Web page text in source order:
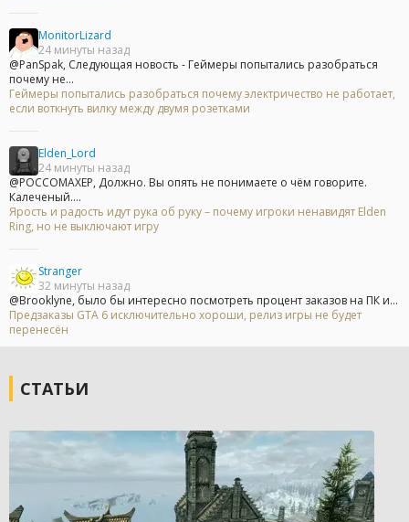
MonitorLizard
24 минуты назад
@PanSpak, Следующая новость - Геймеры попытались разобраться
почему не...
Геймеры попытались разобраться почему электричество не работает,
если воткнуть вилку между двумя розетками
Elden_Lord
24 минуты назад
@POCCOMAXEP, Должно. Вы опять не понимаете о чём говорите.
Калеченый....
Ярость и радость идут рука об руку – почему игроки ненавидят Elden
Ring, но не выключают игру
Stranger
32 минуты назад
@Brooklyne, было бы интересно посмотреть процент заказов на ПК и...
Предзаказы GTA 6 исключительно хороши, релиз игры не будет
перенесён
СТАТЬИ